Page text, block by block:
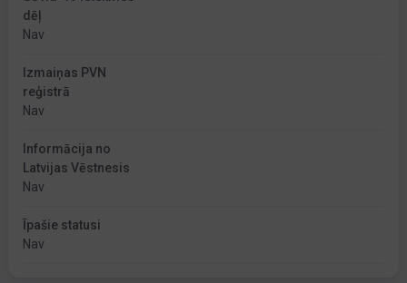
dēļ
Nav
Izmaiņas PVN
reģistrā
Nav
Informācija no
Latvijas Vēstnesis
Nav
Īpašie statusi
Nav